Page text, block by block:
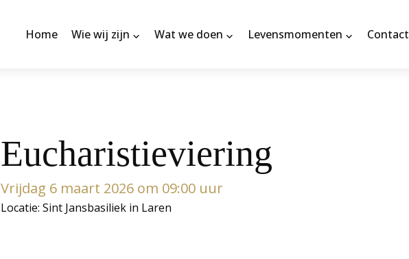
Home Wie wij zijn Wat we doen Levensmomenten Contact
Eucharistieviering
Vrijdag 6 maart 2026 om 09:00 uur
Locatie: Sint Jansbasiliek in Laren